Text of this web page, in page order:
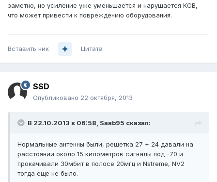
заметно, но усиление уже уменьшается и нарушается КСВ,
что может привести к повреждению оборудования.
Вставить ник Цитата
SSD
Опубликовано 22 октября, 2013
В 22.10.2013 в 06:58, Saab95 сказал:
Нормальные антенны были, решетка 27 + 24 давали на
расстоянии около 15 километров сигналы под -70 и
прокачивали 30мбит в полосе 20мгц и Nstreme, NV2
тогда еще не было.